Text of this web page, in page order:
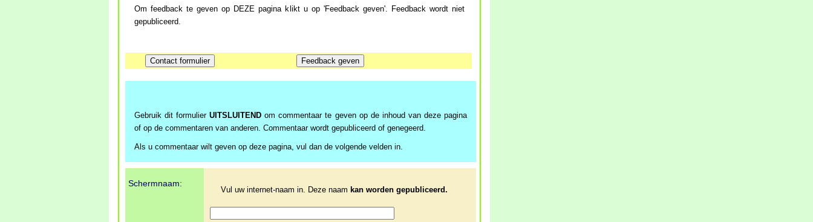
Om feedback te geven op DEZE pagina klikt u op 'Feedback geven'. Feedback wordt niet
gepubliceerd.
Gebruik dit formulierUITSLUITEND om commentaar te geven op de inhoud van deze pagina
of op de commentaren van anderen. Commentaar wordt gepubliceerd of genegeerd.
Als u commentaar wilt geven op deze pagina, vul dan de volgende velden in.
Schermnaam:
Vul uw internet-naam in. Deze naam kan worden gepubliceerd.